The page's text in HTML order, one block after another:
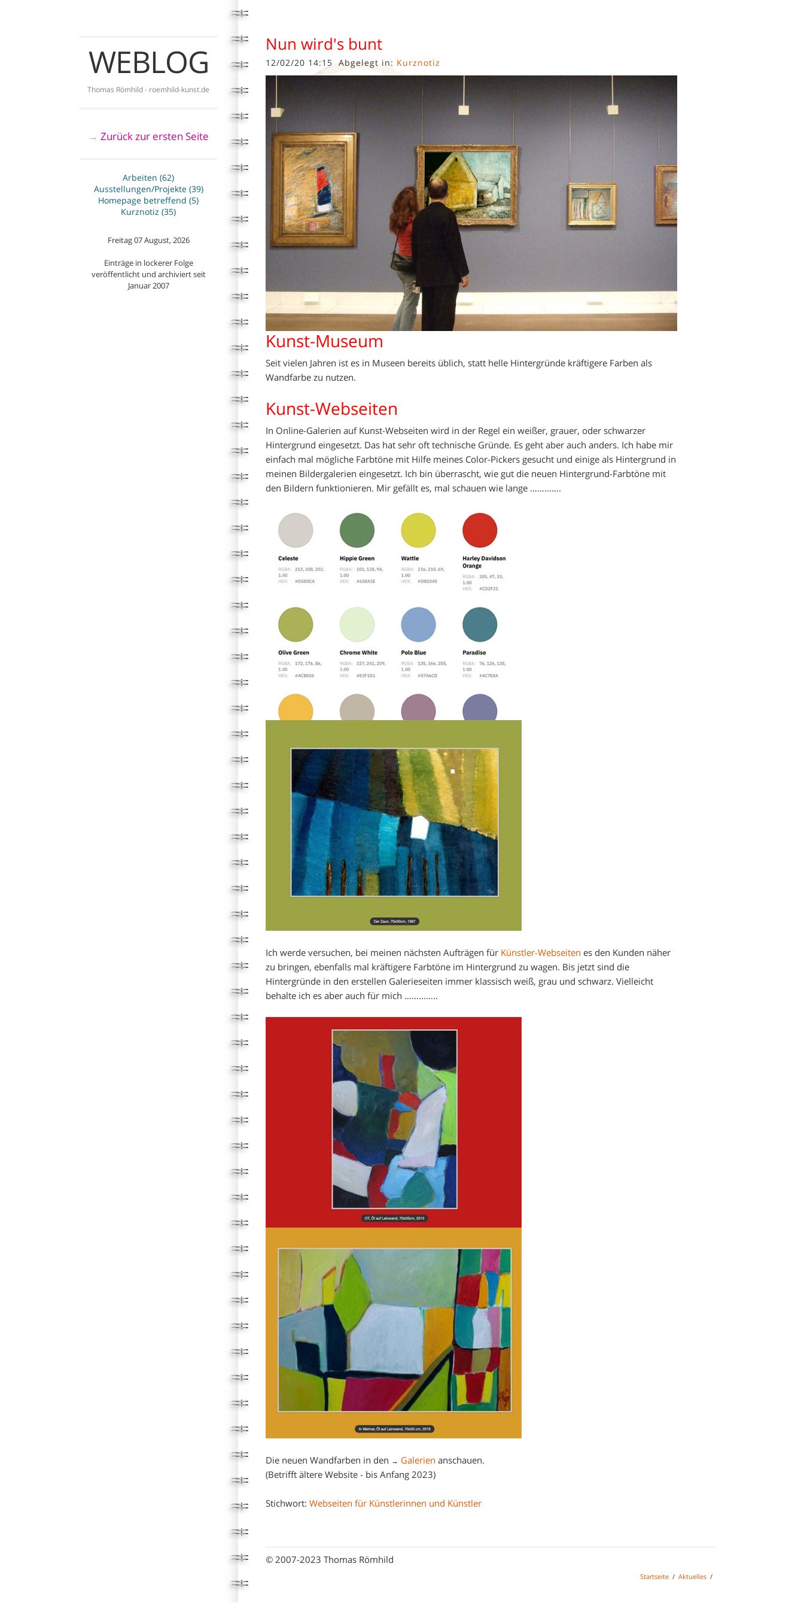
WEBLOG
Thomas Römhild - roemhild-kunst.de
→ Zurück zur ersten Seite
Arbeiten (62)
Ausstellungen/Projekte (39)
Homepage betreffend (5)
Kurznotiz (35)
Freitag 07 August, 2026
Einträge in lockerer Folge
veröffentlicht und archiviert seit
Januar 2007
Nun wird's bunt
12/02/20 14:15 Abgelegt in: Kurznotiz
Kunst-Museum
Seit vielen Jahren ist es in Museen bereits üblich, statt helle Hintergründe kräftigere Farben als
Wandfarbe zu nutzen.
Kunst-Webseiten
In Online-Galerien auf Kunst-Webseiten wird in der Regel ein weißer, grauer, oder schwarzer
Hintergrund eingesetzt. Das hat sehr oft technische Gründe. Es geht aber auch anders. Ich habe mir
einfach mal mögliche Farbtöne mit Hilfe meines Color-Pickers gesucht und einige als Hintergrund in
meinen Bildergalerien eingesetzt. Ich bin überrascht, wie gut die neuen Hintergrund-Farbtöne mit
den Bildern funktionieren. Mir gefällt es, mal schauen wie lange ………….
Ich werde versuchen, bei meinen nächsten Aufträgen für Künstler-Webseiten es den Kunden näher
zu bringen, ebenfalls mal kräftigere Farbtöne im Hintergrund zu wagen. Bis jetzt sind die
Hintergründe in den erstellen Galerieseiten immer klassisch weiß, grau und schwarz. Vielleicht
behalte ich es aber auch für mich …………..
Die neuen Wandfarben in den → Galerien anschauen.
(Betrifft ältere Website - bis Anfang 2023)
Stichwort: Webseiten für Künstlerinnen und Künstler
© 2007-2023 Thomas Römhild
Startseite / Aktuelles /